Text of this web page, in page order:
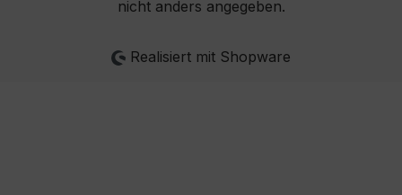
nicht anders angegeben.
Realisiert mit Shopware